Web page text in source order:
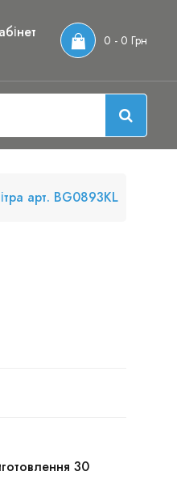
0 - 0 Грн
арт. BG0893KL
30